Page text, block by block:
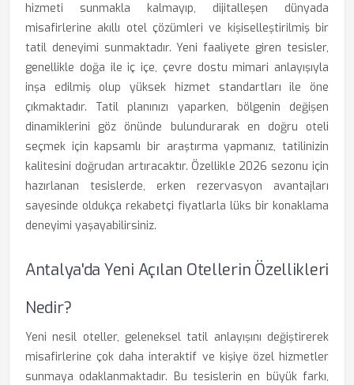
hizmeti sunmakla kalmayıp, dijitalleşen dünyada
misafirlerine akıllı otel çözümleri ve kişiselleştirilmiş bir
tatil deneyimi sunmaktadır. Yeni faaliyete giren tesisler,
genellikle doğa ile iç içe, çevre dostu mimari anlayışıyla
inşa edilmiş olup yüksek hizmet standartları ile öne
çıkmaktadır. Tatil planınızı yaparken, bölgenin değişen
dinamiklerini göz önünde bulundurarak en doğru oteli
seçmek için kapsamlı bir araştırma yapmanız, tatilinizin
kalitesini doğrudan artıracaktır. Özellikle 2026 sezonu için
hazırlanan tesislerde, erken rezervasyon avantajları
sayesinde oldukça rekabetçi fiyatlarla lüks bir konaklama
deneyimi yaşayabilirsiniz.
Antalya'da Yeni Açılan Otellerin Özellikleri
Nedir?
Yeni nesil oteller, geleneksel tatil anlayışını değiştirerek
misafirlerine çok daha interaktif ve kişiye özel hizmetler
sunmaya odaklanmaktadır. Bu tesislerin en büyük farkı,